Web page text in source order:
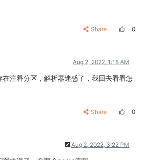
Share 0
Aug 2, 2022, 1:18 AM
在注释分区，解析器迷惑了，我回去看看怎
Share 0
Aug 2, 2022, 3:22 PM